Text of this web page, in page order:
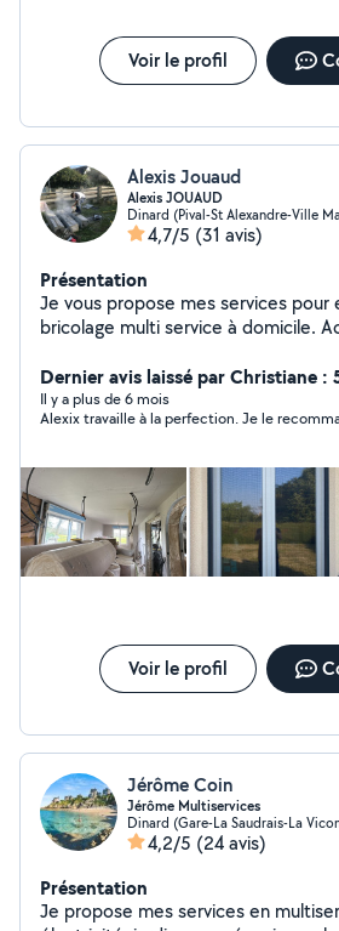
Voir le profil
Alexis Jouaud
Alexis JOUAUD
Dinard (Pival-St Alexandre-Ville
4,7/5 (31 avis)
Présentation
Je vous propose mes services
bricolage multi service à domicile.
l'aéronautique, et également féru de
saurais mettre à profit ma rigueur et
manuelles. Services: -Montage meubles, créations
Réparations/installation plomberie
isolation/placo -Peinture intérieur/
Aménagements extérieurs -
engins type mini pelle -Travaux
échafaudage) -petits travaux
transports volumineux -Élagage/Abattage arbres -Taille
Haies/tonte pelouse -nettoyage haute pression karcher
-Sorties en mer pêche ou
cyclos ,vélos etc Loc outillage N'hésitez pas à me
Dernier avis laissé par Christiane :
Il y a plus de 6 mois
Alexix travaille à la perfection. Je le
Voir le profil
Jérôme Coin
Jérôme Multiservices
Dinard (Gare-La Saudrais-La
4,2/5 (24 avis)
Présentation
Je propose mes services en